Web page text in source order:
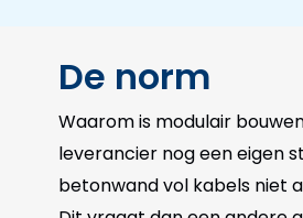
De norm
Waarom is modulair
leverancier nog een eigen
betonwand vol kabels niet